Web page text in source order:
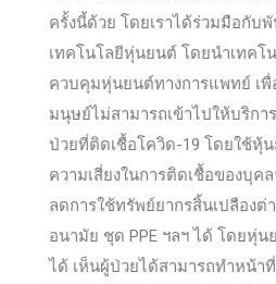
ครั้งนี้ด้วย โดยเราได้ร่วมมือกับ
เทคโนโลยีหุ่นยนต์ โดยนำเทคโ
ควบคุมหุ่นยนต์ทางการแพทย์ เ
มนุษย์ไม่สามารถเข้าไปให้บริกา
ป่วยที่ติดเชื้อโควิด-19 โดยใช้หุ้
ความเสี่ยงในการติดเชื้อของบุค
ลดการใช้ทรัพย์ยากรสิ้นเปลืองต่
อนามัย ชุด PPE ฯลฯ ได้ โดยหุ่
ได้ เห็นผู้ป่วยได้สามารถทำหน้